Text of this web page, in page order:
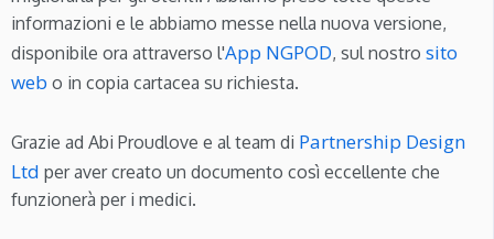
informazioni e le abbiamo messe nella nuova versione,
disponibile ora attraverso l'App NGPOD, sul nostro sito
web o in copia cartacea su richiesta.
Grazie ad Abi Proudlove e al team di Partnership Design
Ltd per aver creato un documento così eccellente che
funzionerà per i medici.